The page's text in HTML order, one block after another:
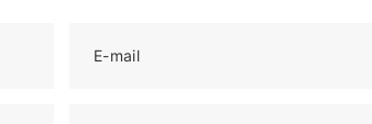
E-mail